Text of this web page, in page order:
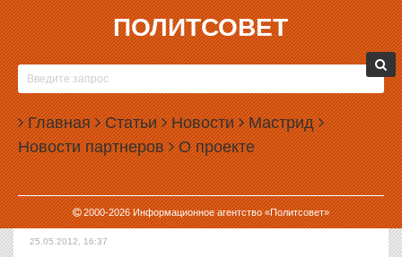
ПОЛИТСОВЕТ
Главная Статьи Новости Мастрид
Новости партнеров О проекте
2000-2026Информационное агентство «Политсовет»
25.05.2012, 17:48
Вчера президент России внес в
свердловское Заксобрание
кандидатуру Евгения
Куйвашева для утверждения
его губернатором. Сегодня врио
губернатора и единственный кандидат на эту должность общался
с...
25.05.2012, 16:37